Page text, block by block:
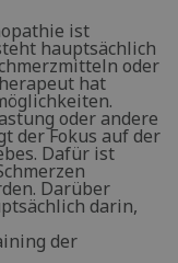
ist
hauptsächlich
oder
hat
oder andere
der Fokus auf der
Dafür ist
Darüber
darin,
der